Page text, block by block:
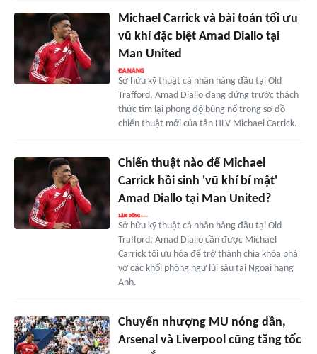
Michael Carrick và bài toán tối ưu
vũ khí đặc biệt Amad Diallo tại
Man United
Sở hữu kỹ thuật cá nhân hàng đầu tại Old
Trafford, Amad Diallo đang đứng trước thách
thức tìm lại phong độ bùng nổ trong sơ đồ
chiến thuật mới của tân HLV Michael Carrick.
Chiến thuật nào để Michael
Carrick hồi sinh 'vũ khí bí mật'
Amad Diallo tại Man United?
Sở hữu kỹ thuật cá nhân hàng đầu tại Old
Trafford, Amad Diallo cần được Michael
Carrick tối ưu hóa để trở thành chìa khóa phá
vỡ các khối phòng ngự lùi sâu tại Ngoại hạng
Anh.
Chuyển nhượng MU nóng dần,
Arsenal và Liverpool cũng tăng tốc